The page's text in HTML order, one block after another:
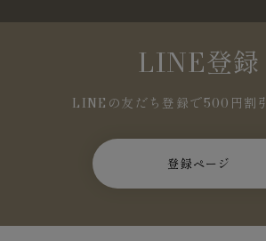
LINE登録
LINEの友だち登録で500円割
登録ページ